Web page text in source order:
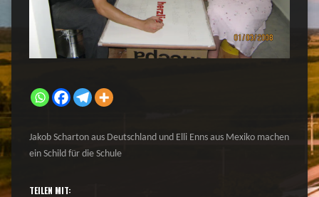
Jakob Scharton aus Deutschland und Elli Enns aus Mexiko machen
ein Schild für die Schule
TEILEN MIT: